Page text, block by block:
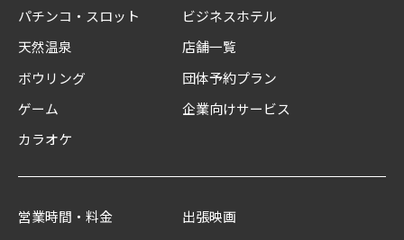
パチンコ・スロット
天然温泉
ボウリング
ゲーム
カラオケ
ビジネスホテル
店舗一覧
団体予約プラン
企業向けサービス
営業時間・料金
出張映画